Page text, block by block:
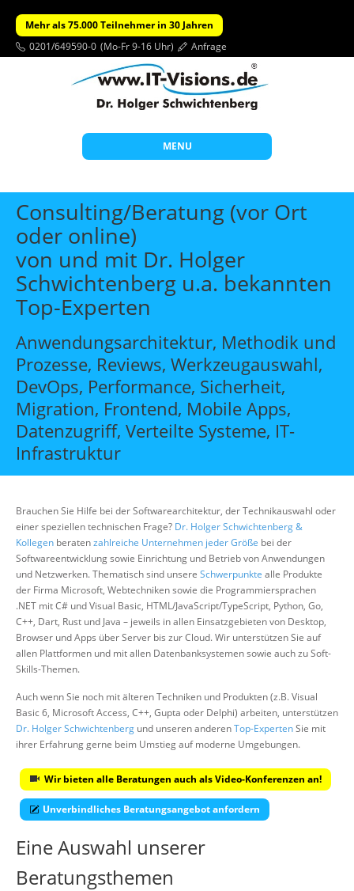
Mehr als 75.000 Teilnehmer in 30 Jahren
0201/649590-0 (Mo-Fr 9-16 Uhr) Anfrage
MENU
Start
Themen
Beratung
Individuelle Schulungen
Offene Seminare
Wissen
Über uns
Suche
Consulting/Beratung (vor Ort
oder online)
von und mit Dr. Holger
Schwichtenberg u.a. bekannten
Top-Experten
Anwendungsarchitektur, Methodik und
Prozesse, Reviews, Werkzeugauswahl,
DevOps, Performance, Sicherheit,
Migration, Frontend, Mobile Apps,
Datenzugriff, Verteilte Systeme, IT-
Infrastruktur
Brauchen Sie Hilfe bei der Softwarearchitektur, der Technikauswahl oder
einer speziellen technischen Frage? Dr. Holger Schwichtenberg &
Kollegen beratenzahlreiche Unternehmen jeder Größe bei der
Softwareentwicklung sowie Einrichtung und Betrieb von Anwendungen
und Netzwerken. Thematisch sind unsere Schwerpunkte alle Produkte
der Firma Microsoft, Webtechniken sowie die Programmiersprachen
.NET mit C# und Visual Basic, HTML/JavaScript/TypeScript, Python, Go,
C++, Dart, Rust und Java – jeweils in allen Einsatzgebieten von Desktop,
Browser und Apps über Server bis zur Cloud. Wir unterstützen Sie auf
allen Plattformen und mit allen Datenbanksystemen sowie auch zu Soft-
Skills-Themen.
Auch wenn Sie noch mit älteren Techniken und Produkten (z.B. Visual
Basic 6, Microsoft Access, C++, Gupta oder Delphi) arbeiten, unterstützen
Dr. Holger Schwichtenberg und unseren anderenTop-ExpertenSie mit
ihrer Erfahrung gerne beim Umstieg auf moderne Umgebungen.
Wir bieten alle Beratungen auch als Video-Konferenzen an!
Unverbindliches Beratungsangebot anfordern
Eine Auswahl unserer
Beratungsthemen